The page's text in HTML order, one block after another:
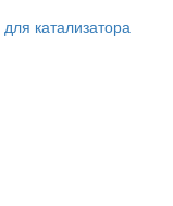
катализатора